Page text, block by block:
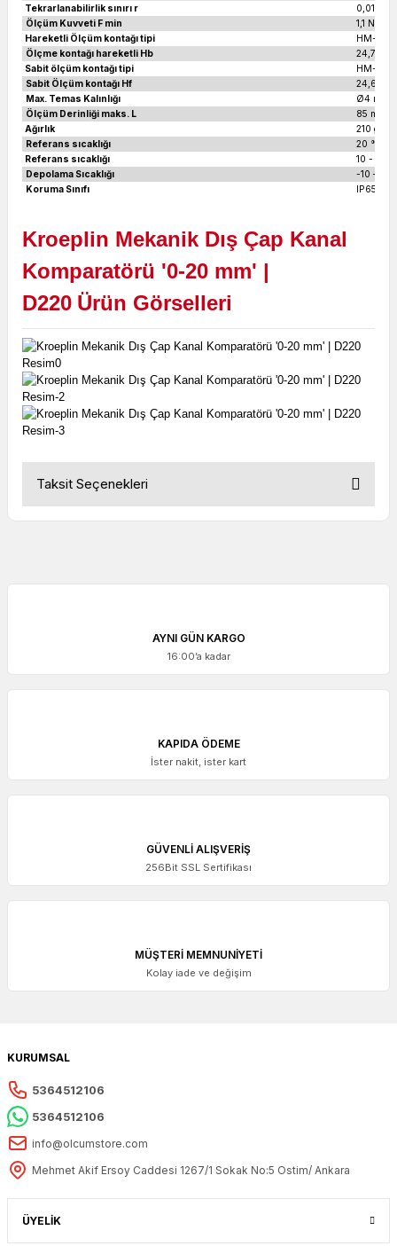
Tekrarlanabilirlik sınırı r
0,01 mm
Ölçüm Kuvveti F min
1,1 N
Hareketli Ölçüm kontağı tipi
HM-Top
Ölçme kontağı hareketli Hb
24,7 mm
Sabit ölçüm kontağı tipi
HM-Top
Sabit Ölçüm kontağı Hf
24,6 mm
Max. Temas Kalınlığı
Ø4 mm
Ölçüm Derinliği maks. L
85 mm
Ağırlık
210 gr
Referans sıcaklığı
20 °C
Referans sıcaklığı
10 - 30
Depolama Sıcaklığı
-10 – 50
Koruma Sınıfı
IP65
Kroeplin Mekanik Dış Çap Kanal
Komparatörü '0-20 mm' |
D220 Ürün Görselleri
Taksit Seçenekleri
AYNI GÜN KARGO
16:00’a kadar
KAPIDA ÖDEME
İster nakit, ister kart
GÜVENLİ ALIŞVERİŞ
256Bit SSL Sertifikası
MÜŞTERİ MEMNUNİYETİ
Kolay iade ve değişim
KURUMSAL
5364512106
5364512106
info@olcumstore.com
Mehmet Akif Ersoy Caddesi 1267/1 Sokak No:5 Ostim/ Ankara
ÜYELİK